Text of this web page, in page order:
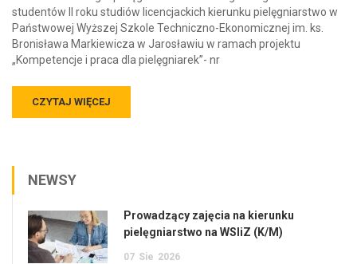
studentów II roku studiów licencjackich kierunku pielęgniarstwo w
Państwowej Wyższej Szkole Techniczno-Ekonomicznej im. ks.
Bronisława Markiewicza w Jarosławiu w ramach projektu
„Kompetencje i praca dla pielęgniarek”- nr
CZYTAJ WIĘCEJ
NEWSY
Prowadzący zajęcia na kierunku
pielęgniarstwo na WSIiZ (K/M)
07 Sie 2026